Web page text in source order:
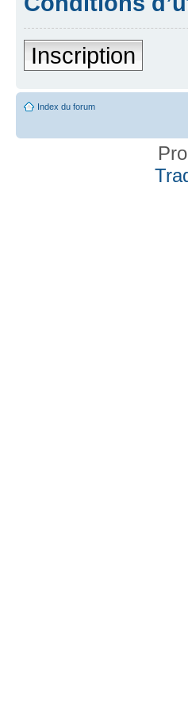
Inscription
Index du forum